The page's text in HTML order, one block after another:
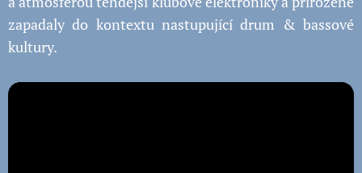
zapadaly do kontextu nastupující drum & bassové
kultury.